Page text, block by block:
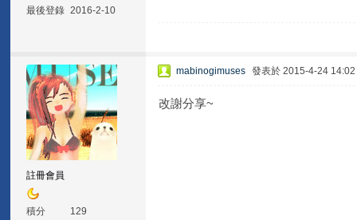
最後登錄 2016-2-10
註冊會員
積分
129
mabinogimuses 發表於 2015-4-24 14:02
改謝分享~